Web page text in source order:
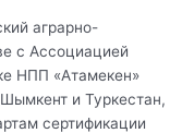
аграрно-
с Ассоциацией
НПП «Атамекен»
и Туркестан,
сертификации